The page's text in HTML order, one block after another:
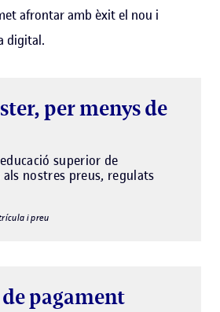
afrontar amb èxit el nou i
digital.
per menys de
superior de
nostres preus, regulats
i preu
pagament